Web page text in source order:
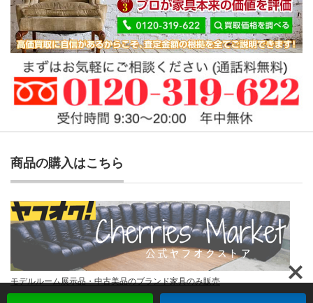
商品の購入はこちら
モデルルーム展示品・中古美品のブランド家具のみ販売